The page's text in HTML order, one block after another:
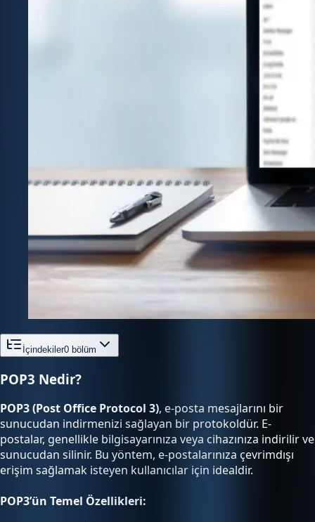
İçindekiler0 bölüm
POP3 Nedir?
POP3 (Post Office Protocol 3), e-posta mesajlarını bir
sunucudan indirmenizi sağlayan bir protokoldür. E-
postalar, genellikle bilgisayarınıza veya cihazınıza indirilir ve
sunucudan silinir. Bu yöntem, e-postalarınıza çevrimdışı
erişim sağlamak isteyen kullanıcılar için idealdir.
POP3’ün Temel Özellikleri: